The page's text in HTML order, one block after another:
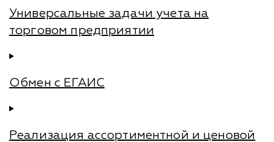
Универсальные задачи учета на
торговом предприятии
Обмен с ЕГАИС
Реализация ассортиментной и ценовой